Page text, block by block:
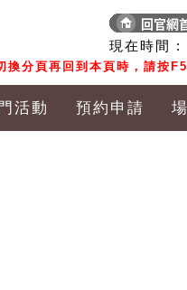
現在時間 :
換分頁再回到本頁時，請按
活動 預約申請